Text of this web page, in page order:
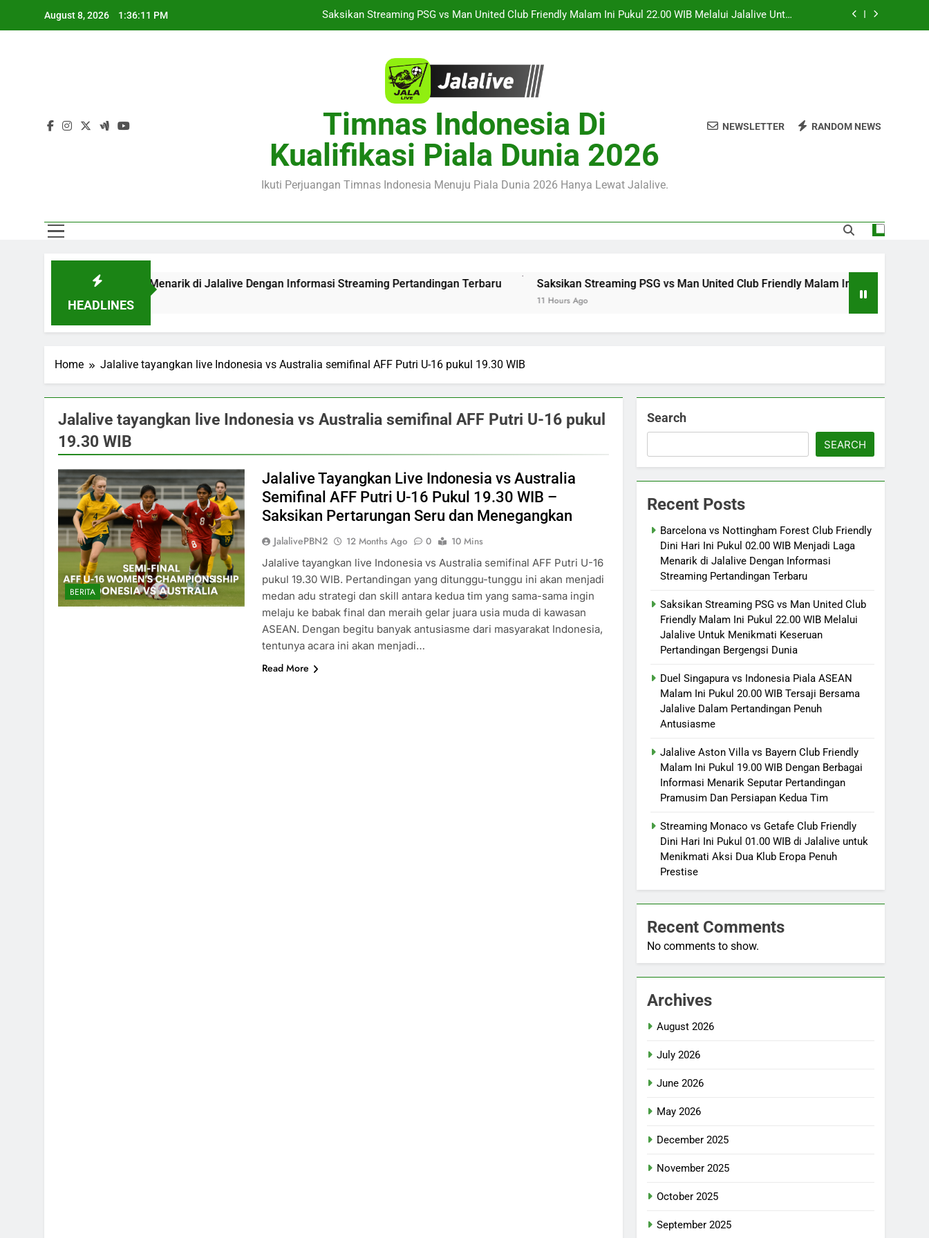
August 8, 2026 1:36:11 PM
Jalalive Aston Villa vs Bayern Club Friendly Malam Ini Pukul 19.00 WIB Dengan Berbagai Informasi Menarik
Seputar Pertandingan Pramusim Dan Persiapan Kedua Tim
Barcelona vs Nottingham Forest Club Friendly Dini Hari Ini Pukul 02.00 WIB Menjadi Laga Menarik di Jalalive
Saksikan Streaming PSG vs Man United Club Friendly Malam Ini Pukul 22.00 WIB Melalui Jalalive Untuk
Menikmati Keseruan Pertandingan Bergengsi Dunia
Duel Singapura vs Indonesia Piala ASEAN Malam Ini Pukul 20.00 WIB Tersaji Bersama Jalalive Dalam
Pertandingan Penuh Antusiasme
Jalalive Aston Villa vs Bayern Club Friendly Malam Ini Pukul 19.00 WIB Dengan Berbagai Informasi Menarik
Seputar Pertandingan Pramusim Dan Persiapan Kedua Tim
Timnas Indonesia Di
Kualifikasi Piala Dunia 2026
Ikuti Perjuangan Timnas Indonesia Menuju Piala Dunia 2026 Hanya Lewat Jalalive.
NEWSLETTER RANDOM NEWS
HEADLINES
WIB Menjadi Laga Menarik di Jalalive Dengan Informasi Streaming Pertandingan Terbaru Saksikan Streaming PSG vs Man United Club Friendly Malam Ini Pukul 22.00 WIB
11 Hours Ago
Home Jalalive tayangkan live Indonesia vs Australia semifinal AFF Putri U-16 pukul 19.30 WIB
Jalalive tayangkan live Indonesia vs Australia semifinal AFF Putri U-16 pukul
19.30 WIB
BERITA
Jalalive Tayangkan Live Indonesia vs Australia
Semifinal AFF Putri U-16 Pukul 19.30 WIB –
Saksikan Pertarungan Seru dan Menegangkan
JalalivePBN2 12 Months Ago 0
10 Mins
Jalalive tayangkan live Indonesia vs Australia semifinal AFF Putri U-16
pukul 19.30 WIB. Pertandingan yang ditunggu-tunggu ini akan menjadi
medan adu strategi dan skill antara kedua tim yang sama-sama ingin
melaju ke babak final dan meraih gelar juara usia muda di kawasan
ASEAN. Dengan begitu banyak antusiasme dari masyarakat Indonesia,
tentunya acara ini akan menjadi…
Read More
Search
SEARCH
Recent Posts
Barcelona vs Nottingham Forest Club Friendly
Dini Hari Ini Pukul 02.00 WIB Menjadi Laga
Menarik di Jalalive Dengan Informasi
Streaming Pertandingan Terbaru
Saksikan Streaming PSG vs Man United Club
Friendly Malam Ini Pukul 22.00 WIB Melalui
Jalalive Untuk Menikmati Keseruan
Pertandingan Bergengsi Dunia
Duel Singapura vs Indonesia Piala ASEAN
Malam Ini Pukul 20.00 WIB Tersaji Bersama
Jalalive Dalam Pertandingan Penuh
Antusiasme
Jalalive Aston Villa vs Bayern Club Friendly
Malam Ini Pukul 19.00 WIB Dengan Berbagai
Informasi Menarik Seputar Pertandingan
Pramusim Dan Persiapan Kedua Tim
Streaming Monaco vs Getafe Club Friendly
Dini Hari Ini Pukul 01.00 WIB di Jalalive untuk
Menikmati Aksi Dua Klub Eropa Penuh
Prestise
Recent Comments
No comments to show.
Archives
August 2026
July 2026
June 2026
May 2026
December 2025
November 2025
October 2025
September 2025